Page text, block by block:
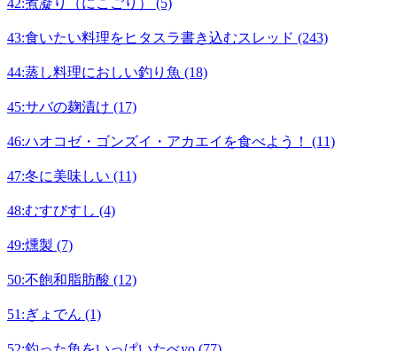
42:煮凝り（にこごり） (5)
43:食いたい料理をヒタスラ書き込むスレッド (243)
44:蒸し料理におしい釣り魚 (18)
45:サバの麹漬け (17)
46:ハオコゼ・ゴンズイ・アカエイを食べよう！ (11)
47:冬に美味しい (11)
48:むすびすし (4)
49:燻製 (7)
50:不飽和脂肪酸 (12)
51:ぎょでん (1)